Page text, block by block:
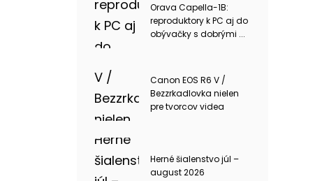
Orava Capella-1B:
reproduktory k PC aj do
obývačky s dobrými ...
Canon EOS R6 V /
Bezzrkadlovka nielen
pre tvorcov videa
Herné šialenstvo júl –
august 2026